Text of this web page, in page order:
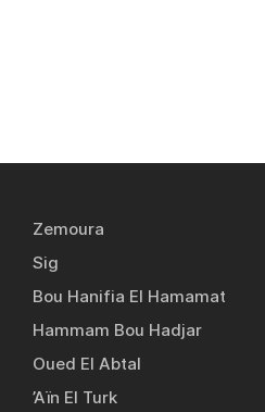
Zemoura
Sig
Bou Hanifia El Hamamat
Hammam Bou Hadjar
Oued El Abtal
’Aïn El Turk